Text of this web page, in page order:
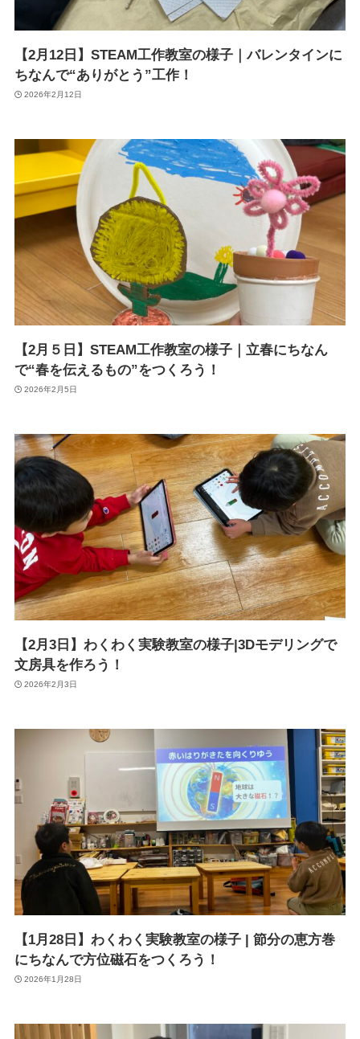
【2月12日】STEAM工作教室の様子｜バレンタインに
ちなんで“ありがとう”工作！
2026年2月12日
【2月５日】STEAM工作教室の様子｜立春にちなん
で“春を伝えるもの”をつくろう！
2026年2月5日
【2月3日】わくわく実験教室の様子|3Dモデリングで
文房具を作ろう！
2026年2月3日
【1月28日】わくわく実験教室の様子 | 節分の恵方巻
にちなんで方位磁石をつくろう！
2026年1月28日